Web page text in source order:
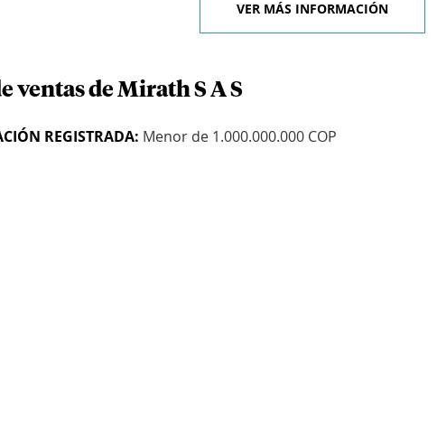
VER MÁS INFORMACIÓN
ventas de Mirath S A S
REGISTRADA: Menor de 1.000.000.000 COP